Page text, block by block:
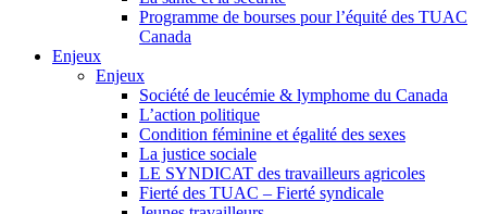
Programme de bourses pour l’équité des TUAC
Canada
Enjeux
Enjeux
Société de leucémie & lymphome du Canada
L’action politique
Condition féminine et égalité des sexes
La justice sociale
LE SYNDICAT des travailleurs agricoles
Fierté des TUAC – Fierté syndicale